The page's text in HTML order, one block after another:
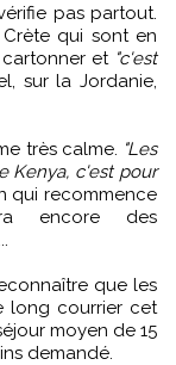
pas partout.
qui sont en
et "c'est
sur la Jordanie,
très calme. "Les
Kenya, c'est pour
qui recommence
encore des
que les
long courrier cet
moyen de 15
demandé.